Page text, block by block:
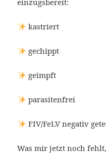
einzugsbereit:
kastriert
gechippt
geimpft
parasitenfrei
FIV/FeLV negativ
Was mir jetzt noch